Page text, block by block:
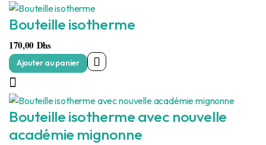
Bouteille isotherme
170,00 Dhs
Ajouter au panier
Bouteille isotherme avec nouvelle
académie mignonne